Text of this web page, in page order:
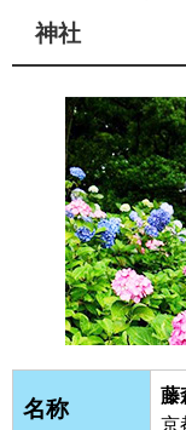
神社
名称
藤
京